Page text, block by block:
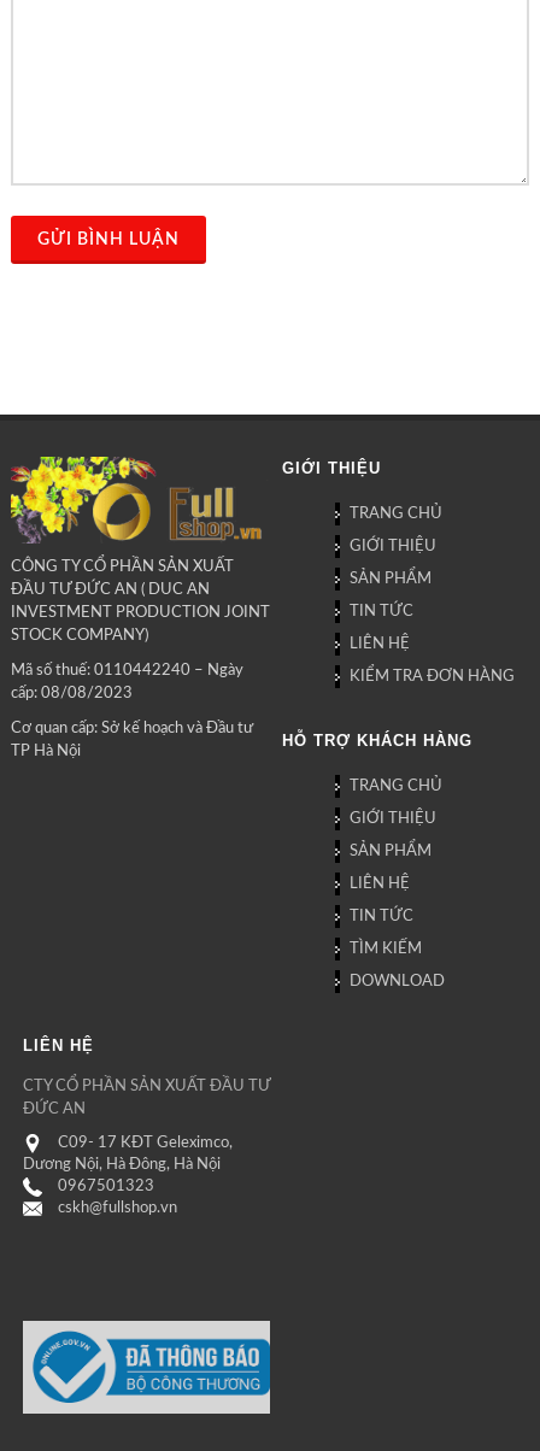
GỬI BÌNH LUẬN
CÔNG TY CỔ PHẦN SẢN XUẤT
ĐẦU TƯ ĐỨC AN ( DUC AN
INVESTMENT PRODUCTION JOINT
STOCK COMPANY)
Mã số thuế: 0110442240 – Ngày
cấp: 08/08/2023
Cơ quan cấp: Sở kế hoạch và Đầu tư
TP Hà Nội
GIỚI THIỆU
TRANG CHỦ
GIỚI THIỆU
SẢN PHẨM
TIN TỨC
LIÊN HỆ
KIỂM TRA ĐƠN HÀNG
HỖ TRỢ KHÁCH HÀNG
TRANG CHỦ
GIỚI THIỆU
SẢN PHẨM
LIÊN HỆ
TIN TỨC
TÌM KIẾM
DOWNLOAD
LIÊN HỆ
CTY CỔ PHẦN SẢN XUẤT ĐẦU TƯ
ĐỨC AN
C09- 17 KĐT Geleximco,
Dương Nội, Hà Đông, Hà Nội
0967501323
cskh@fullshop.vn